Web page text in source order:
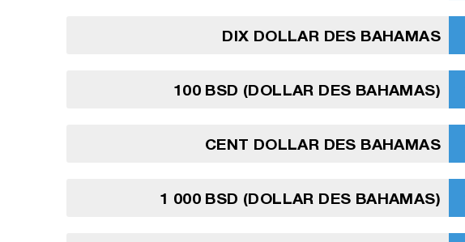
DIX DOLLAR DES BAHAMAS
100 BSD (DOLLAR DES BAHAMAS)
CENT DOLLAR DES BAHAMAS
1 000 BSD (DOLLAR DES BAHAMAS)